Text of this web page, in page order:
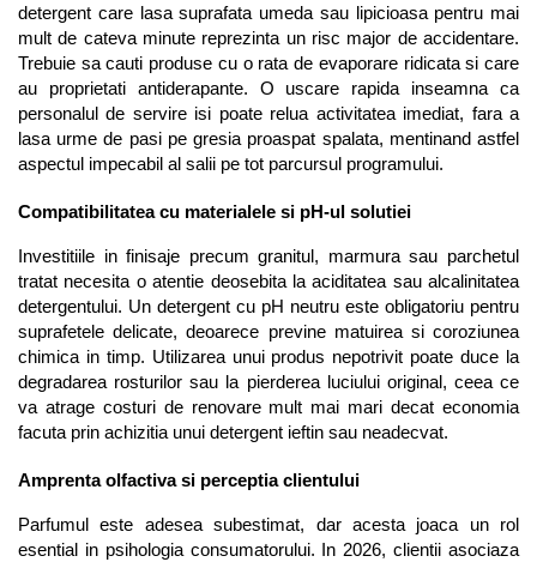
detergent care lasa suprafata umeda sau lipicioasa pentru mai
mult de cateva minute reprezinta un risc major de accidentare.
Trebuie sa cauti produse cu o rata de evaporare ridicata si care
au proprietati antiderapante. O uscare rapida inseamna ca
personalul de servire isi poate relua activitatea imediat, fara a
lasa urme de pasi pe gresia proaspat spalata, mentinand astfel
aspectul impecabil al salii pe tot parcursul programului.
Compatibilitatea cu materialele si pH-ul solutiei
Investitiile in finisaje precum granitul, marmura sau parchetul
tratat necesita o atentie deosebita la aciditatea sau alcalinitatea
detergentului. Un detergent cu pH neutru este obligatoriu pentru
suprafetele delicate, deoarece previne matuirea si coroziunea
chimica in timp. Utilizarea unui produs nepotrivit poate duce la
degradarea rosturilor sau la pierderea luciului original, ceea ce
va atrage costuri de renovare mult mai mari decat economia
facuta prin achizitia unui detergent ieftin sau neadecvat.
Amprenta olfactiva si perceptia clientului
Parfumul este adesea subestimat, dar acesta joaca un rol
esential in psihologia consumatorului. In 2026, clientii asociaza